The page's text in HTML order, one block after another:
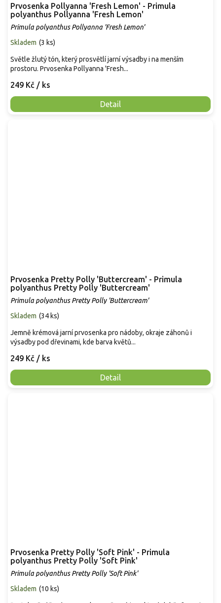
Prvosenka Pollyanna 'Fresh Lemon' - Primula
polyanthus Pollyanna 'Fresh Lemon'
Primula polyanthus Pollyanna 'Fresh Lemon'
Skladem (3 ks)
249 Kč / ks
Detail
Světle žlutý tón, který prosvětlí jarní výsadby i na menším
prostoru. Prvosenka Pollyanna 'Fresh...
Prvosenka Pretty Polly 'Buttercream' - Primula
polyanthus Pretty Polly 'Buttercream'
Primula polyanthus Pretty Polly 'Buttercream'
Skladem (34 ks)
249 Kč / ks
Detail
Jemně krémová jarní prvosenka pro nádoby, okraje záhonů i
výsadby pod dřevinami, kde barva květů...
Prvosenka Pretty Polly 'Soft Pink' - Primula
polyanthus Pretty Polly 'Soft Pink'
Primula polyanthus Pretty Polly 'Soft Pink'
Skladem (10 ks)